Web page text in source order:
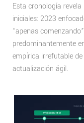
Esta cronología
iniciales: 2023
“apenas
predominantemente
empírica irrefutable
actualización ágil.